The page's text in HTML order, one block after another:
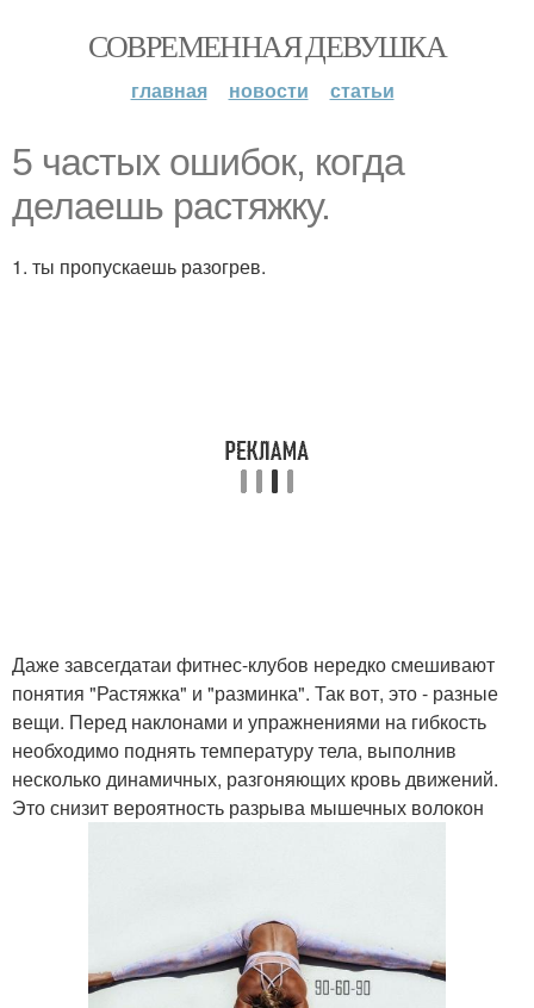
СОВРЕМЕННАЯ ДЕВУШКА
главная новости статьи
5 частых ошибок, когда
делаешь растяжку.
1. ты пропускаешь разогрев.
Даже завсегдатаи фитнес-клубов нередко смешивают
понятия "Растяжка" и "разминка". Так вот, это - разные
вещи. Перед наклонами и упражнениями на гибкость
необходимо поднять температуру тела, выполнив
несколько динамичных, разгоняющих кровь движений.
Это снизит вероятность разрыва мышечных волокон